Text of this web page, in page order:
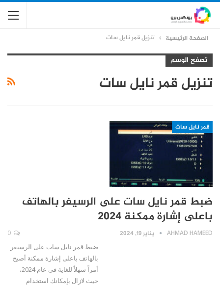
الصفحة الرئيسية تنزيل قمر نايل سات
تصفح الوسم
تنزيل قمر نايل سات
قمر نايل سات
ضبط قمر نايل سات على الرسيفر بالهاتف
باعلى إشارة ممكنة 2024
AHMAD HAMEED يناير 19, 2024
ضبط قمر نايل سات على الرسيفر
بالهاتف باعلى إشارة ممكنة أصبح
أمراً سهلاً للغاية في عام 2024،
حيث لازال بإمكانك استخدام